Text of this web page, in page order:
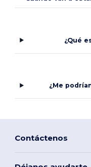
¿Qué
¿Me
Contáctenos